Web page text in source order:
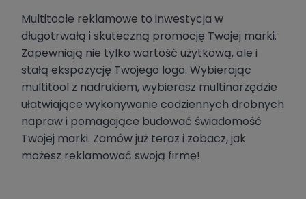
Multitoole reklamowe to inwestycja w
długotrwałą i skuteczną promocję Twojej marki.
Zapewniają nie tylko wartość użytkową, ale i
stałą ekspozycję Twojego logo. Wybierając
multitool z nadrukiem, wybierasz multinarzędzie
ułatwiające wykonywanie codziennych drobnych
napraw i pomagające budować świadomość
Twojej marki. Zamów już teraz i zobacz, jak
możesz reklamować swoją firmę!